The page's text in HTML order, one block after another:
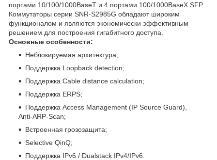
портами 10/100/1000BaseT и 4 портами 100/1000BaseX SFP.
Коммутаторы серии SNR-S2985G обладают широким
функционалом и являются экономически эффективным
решением для построения гигабитного доступа.
Основные особенности:
Неблокируемая архитектура;
Поддержка Loopback detection;
Поддержка Cable distance calculation;
Поддержка ERPS;
Поддержка Access Management (IP Source Guard),
Anti-ARP-Scan;
Встроенная грозозащита;
Selective QinQ;
Поддержка IPv6 / Dualstack IPv4/IPv6.